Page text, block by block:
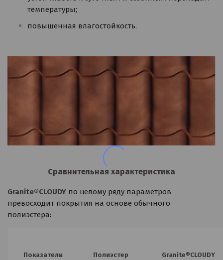
температуры;
повышенная влагостойкость.
Сравнительная характеристика
Granite®CLOUDY по целому ряду параметров
превосходит покрытия на основе обычного
полиэстера:
Показатели Полиэстер Granite®CLOUDY